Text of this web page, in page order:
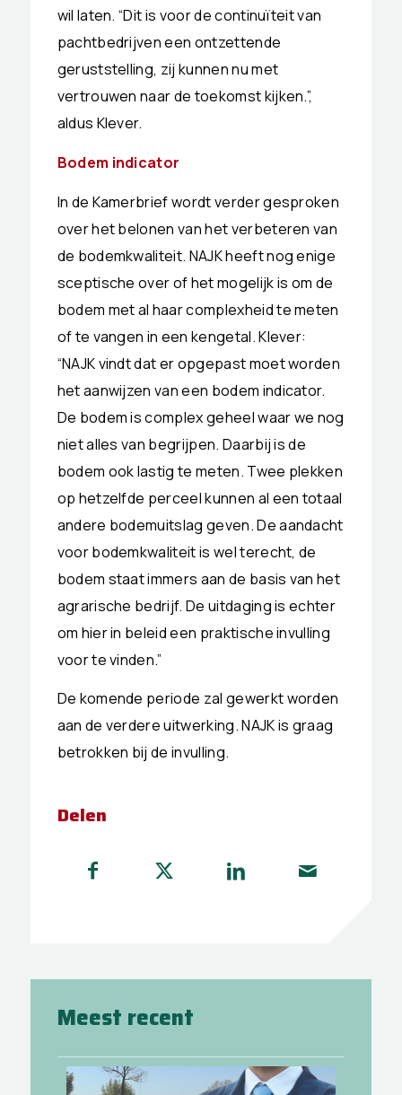
wil laten. “Dit is voor de continuïteit van
pachtbedrijven een ontzettende
geruststelling, zij kunnen nu met
vertrouwen naar de toekomst kijken.”,
aldus Klever.
Bodem indicator
In de Kamerbrief wordt verder gesproken
over het belonen van het verbeteren van
de bodemkwaliteit. NAJK heeft nog enige
sceptische over of het mogelijk is om de
bodem met al haar complexheid te meten
of te vangen in een kengetal. Klever:
“NAJK vindt dat er opgepast moet worden
het aanwijzen van een bodem indicator.
De bodem is complex geheel waar we nog
niet alles van begrijpen. Daarbij is de
bodem ook lastig te meten. Twee plekken
op hetzelfde perceel kunnen al een totaal
andere bodemuitslag geven. De aandacht
voor bodemkwaliteit is wel terecht, de
bodem staat immers aan de basis van het
agrarische bedrijf. De uitdaging is echter
om hier in beleid een praktische invulling
voor te vinden.”
De komende periode zal gewerkt worden
aan de verdere uitwerking. NAJK is graag
betrokken bij de invulling.
Delen
Meest recent